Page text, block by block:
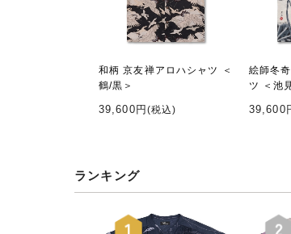
和柄 京友禅アロハシャツ ＜
鶴/黒＞
39,600円 (税込)
絵師冬
ツ ＜池
39,600
ランキング